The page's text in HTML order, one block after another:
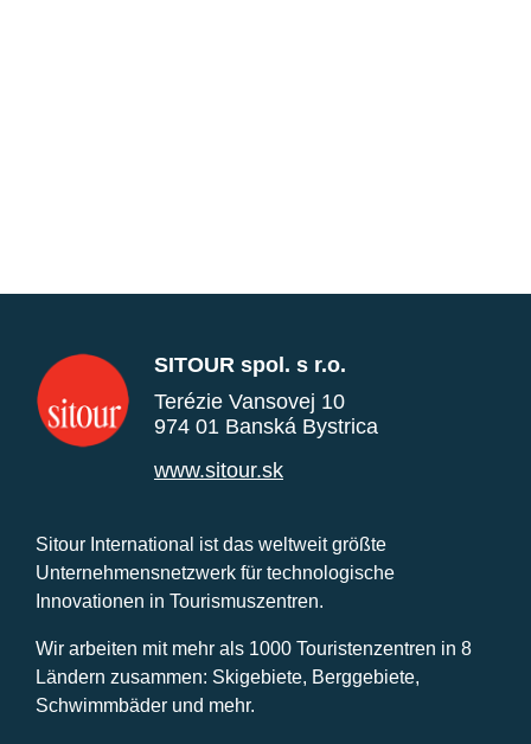
SITOUR spol. s r.o.
Terézie Vansovej 10
974 01 Banská Bystrica
www.sitour.sk
Sitour International ist das weltweit größte
Unternehmensnetzwerk für technologische
Innovationen in Tourismuszentren.
Wir arbeiten mit mehr als 1000 Touristenzentren in 8
Ländern zusammen: Skigebiete, Berggebiete,
Schwimmbäder und mehr.